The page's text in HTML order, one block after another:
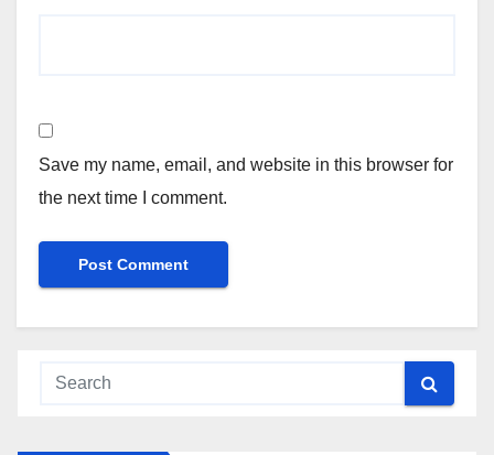
Save my name, email, and website in this browser for
the next time I comment.